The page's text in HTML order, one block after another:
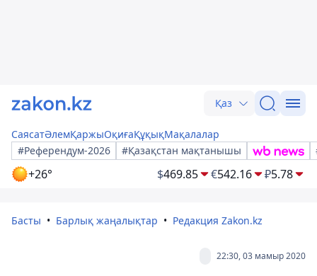
Қаз
СаясатӘлемҚаржыОқиғаҚұқықМақалалар
#Референдум-2026
#Қазақстан мақтанышы
+26° $469.85 €542.16 ₽5.78
Басты Барлық жаңалықтар Редакция Zakon.kz
22:30, 03 мамыр 2020